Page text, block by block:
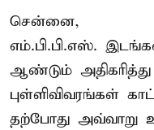
சென்னை,
எம்.பி.பி.எஸ்.
ஆண்டும்
புள்ளிவிவரங்கள்
தற்போது அவ்வாறு